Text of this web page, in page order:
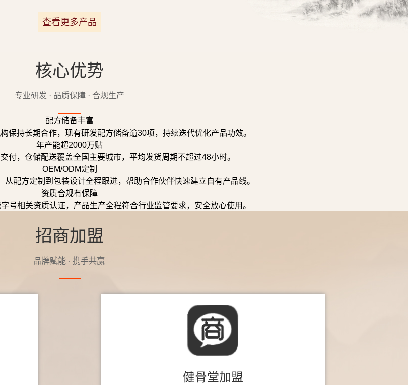
查看更多产品
核心优势
专业研发 · 品质保障 · 合规生产
配方储备丰富
保持长期合作，现有研发配方储备逾30项，持续迭代优化产品功效。
年产能超2000万贴
付，仓储配送覆盖全国主要城市，平均发货周期不超过48小时。
OEM/ODM定制
配方定制到包装设计全程跟进，帮助合作伙伴快速建立自有产品线。
资质合规有保障
号相关资质认证，产品生产全程符合行业监管要求，安全放心使用。
招商加盟
品牌赋能 · 携手共赢
健骨堂加盟